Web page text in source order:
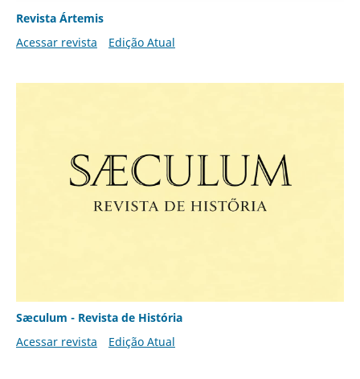
Revista Ártemis
Acessar revista
Edição Atual
Sæculum - Revista de História
Acessar revista
Edição Atual